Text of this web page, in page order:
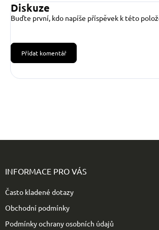
Diskuze
Buďte první, kdo napíše příspěvek k této
Přidat komentář
INFORMACE PRO VÁS
Často kladené dotazy
Obchodní podmínky
Podmínky ochrany osobních údajů